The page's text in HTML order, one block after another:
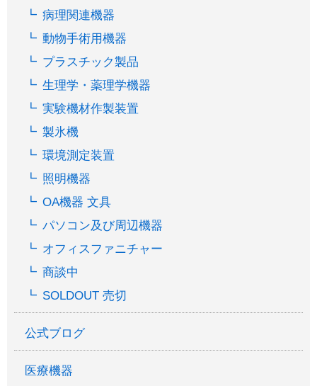
病理関連機器
動物手術用機器
プラスチック製品
生理学・薬理学機器
実験機材作製装置
製氷機
環境測定装置
照明機器
OA機器 文具
パソコン及び周辺機器
オフィスファニチャー
商談中
SOLDOUT 売切
公式ブログ
医療機器